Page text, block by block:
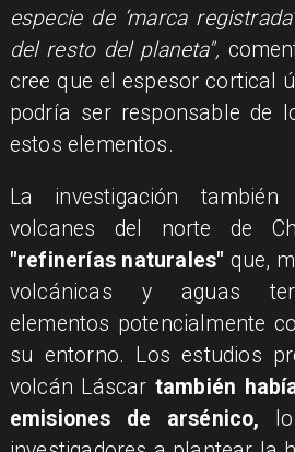
especie de ‘marca
del resto del planeta",
cree que el espesor cortical
podría ser responsable de
estos elementos.
La investigación
volcanes del norte de
"refinerías naturales" que,
volcánicas y aguas
elementos potencialmente
su entorno. Los estudios
volcán Láscar también
emisiones de arsénico,